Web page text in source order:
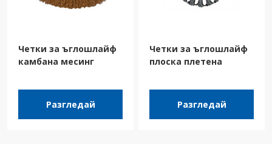
Четки за ъглошлайф
камбана месинг
Разгледай
Четки за ъглошлайф
плоска плетена
Разгледай